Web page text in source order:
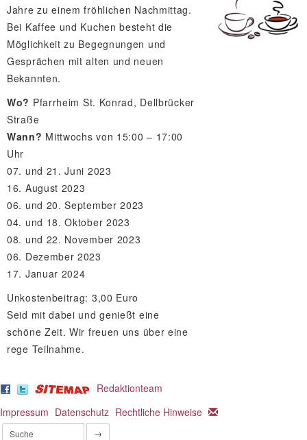
Jahre zu einem fröhlichen Nachmittag.
Bei Kaffee und Kuchen besteht die
Möglichkeit zu Begegnungen und
Gesprächen mit alten und neuen
Bekannten.
Wo? Pfarrheim St. Konrad, Dellbrücker
Straße
Wann? Mittwochs von 15:00 – 17:00
Uhr
07. und 21. Juni 2023
16. August 2023
06. und 20. September 2023
04. und 18. Oktober 2023
08. und 22. November 2023
06. Dezember 2023
17. Januar 2024
Unkostenbeitrag: 3,00 Euro
Seid mit dabei und genießt eine
schöne Zeit. Wir freuen uns über eine
rege Teilnahme.
Redaktionteam
Impressum Datenschutz Rechtliche Hinweise
→